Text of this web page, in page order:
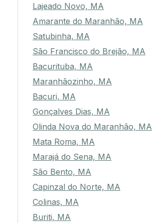
Lajeado Novo, MA
Amarante do Maranhão, MA
Satubinha, MA
São Francisco do Brejão, MA
Bacurituba, MA
Maranhãozinho, MA
Bacuri, MA
Gonçalves Dias, MA
Olinda Nova do Maranhão, MA
Mata Roma, MA
Marajá do Sena, MA
São Bento, MA
Capinzal do Norte, MA
Colinas, MA
Buriti, MA